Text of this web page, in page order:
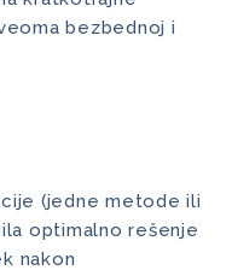
bezbednoj i
(jedne metode ili
optimalno rešenje
nakon